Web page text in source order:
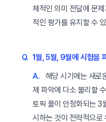
체적인 의미 전달에 문
적인 평가를 유지할 수
Q. 1월, 5월, 9월에 시험을
A.
해당 시기에는 새로
제 파악에 다소 불리할
토픽 풀이 안정화되는 3
시하는 것이 전략적으로